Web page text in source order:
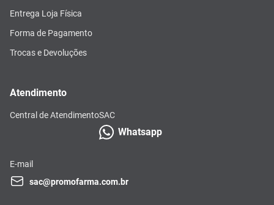
Entrega Loja Física
Forma de Pagamento
Trocas e Devoluções
Atendimento
Central de AtendimentoSAC
Whatsapp
E-mail
sac@promofarma.com.br